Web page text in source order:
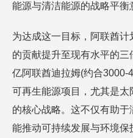
能源与清洁能源的战略平衡
为达成这一目标，阿联酋
的贡献提升至现有水平的
亿阿联酋迪拉姆(约合3000-
可再生能源项目，尤其是
的核心战略。这不仅有助
能推动可持续发展与环境保